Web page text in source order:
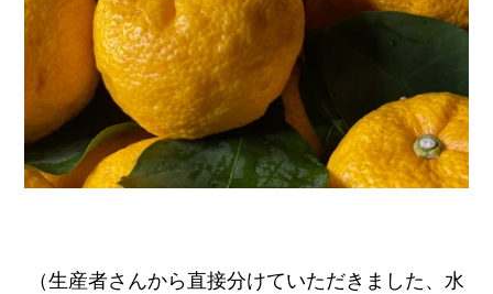
（生産者さんから直接分けていただきました、水